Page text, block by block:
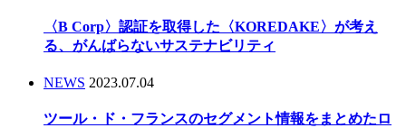
〈B Corp〉認証を取得した〈KOREDAKE〉が考え
る、がんばらないサステナビリティ
NEWS 2023.07.04
ツール・ド・フランスのセグメント情報をまとめたロ